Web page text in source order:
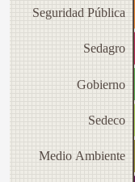
Seguridad Pública
Sedagro
Gobierno
Sedeco
Medio Ambiente